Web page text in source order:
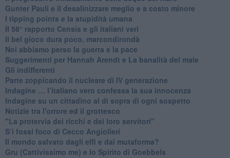
​Gunter Pauli e il desalinizzare meglio e a costo minore
I tipping points e la stupidità umana
​Il 58° rapporto Censis e gli italiani veri
​Il bel gioco dura poco, marcondirondà
Noi abbiamo perso la guerra e la pace
Suggerimenti per Hannah Arendt e La banalità del male
​Gli indifferenti
Parte zoppicando il nucleare di IV generazione
​Indagine … l’italiano vero confessa la sua innocenza
Indagine su un cittadino al di sopra di ogni sospetto
Notizie tra l'orrore ed il grottesco
"La protervia dei ricchi e dei loro servitori"
S’i fossi foco di Cecco Angiolieri
​Il mondo salvato dagli elfi e dai mutaforma?
Gru (Cattivissimo me) e lo Spirito di Goebbels